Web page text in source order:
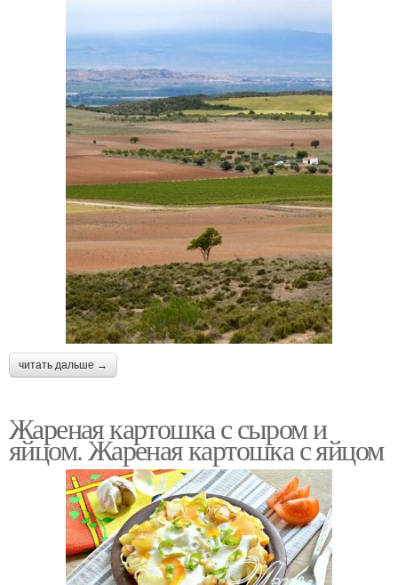
читать дальше →
Жареная картошка с сыром и
яйцом. Жареная картошка с яйцом